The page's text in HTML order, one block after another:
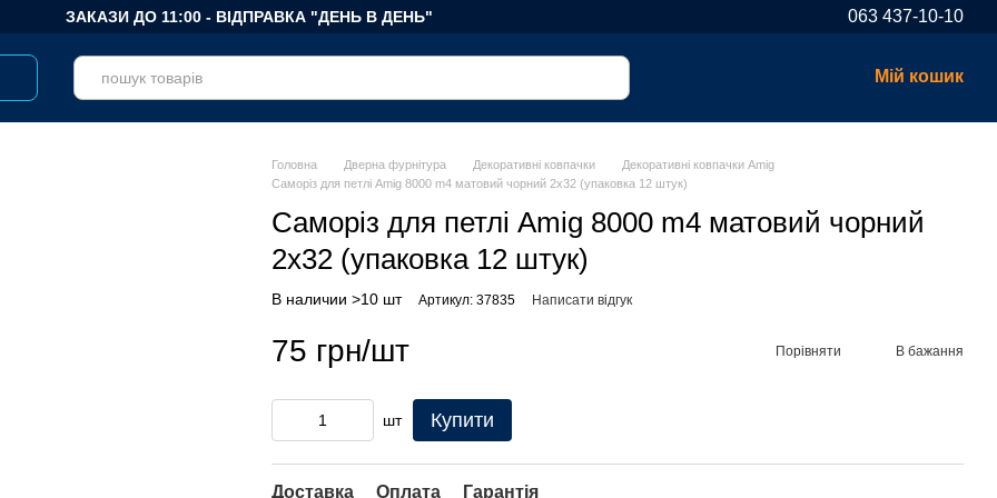
ЗАКАЗИ ДО 11:00 - ВІДПРАВКА "ДЕНЬ В ДЕНЬ" 063 437-10-10
Мій кошик
Головна Дверна фурнітура Декоративні ковпачки
Декоративні ковпачки Amig
Саморіз для петлі Amig 8000 m4 матовий чорний 2x32 (упаковка 12 штук)
Саморіз для петлі Amig 8000 m4 матовий чорний
2x32 (упаковка 12 штук)
В наличии >10 шт Артикул: 37835 Написати відгук
75 грн/шт Порівняти В бажання
шт Купити
Доставка Оплата Гарантія